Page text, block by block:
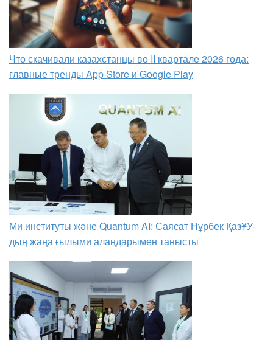
Что скачивали казахстанцы во II квартале 2026 года:
главные тренды App Store и Google Play
Ми институты және Quantum AI: Саясат Нұрбек ҚазҰУ-
дың жаңа ғылыми алаңдарымен танысты